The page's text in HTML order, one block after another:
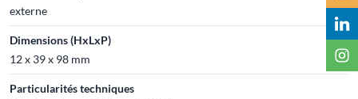
externe
Dimensions (HxLxP)
12 x 39 x 98 mm
Particularités techniques